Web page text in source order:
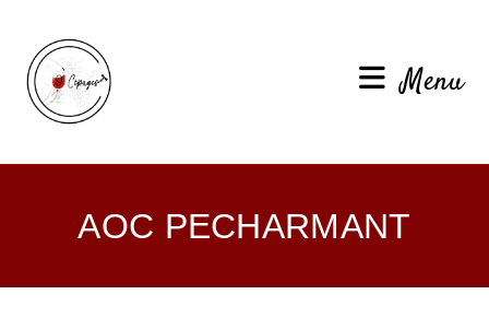
Menu
AOC PECHARMANT